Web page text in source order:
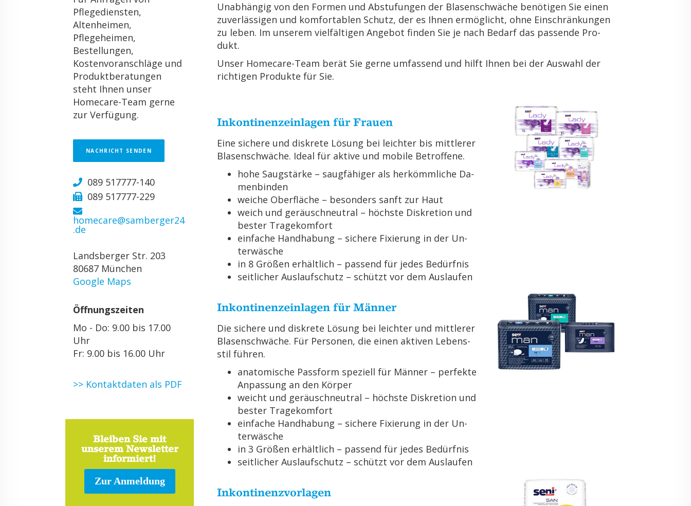
Un­ab­hän­gig von den For­men und Ab­stu­fun­gen der Bla­sen­schwä­che be­nö­ti­gen Sie einen
zu­ver­läs­si­gen und kom­for­ta­blen Schutz, der es Ihnen er­mög­licht, ohne Ein­schrän­kun­gen
zu leben. Im un­se­rem viel­fäl­ti­gen An­ge­bot fin­den Sie je nach Be­darf das pas­sen­de Pro­
dukt.
Unser Home­ca­re-Team berät Sie gerne um­fas­send und hilft Ihnen bei der Aus­wahl der
rich­ti­gen Pro­duk­te für Sie.
In­kon­ti­nenz­ein­la­gen für Frau­en
Eine si­che­re und dis­kre­te Lö­sung bei leich­ter bis mitt­le­rer
Bla­sen­schwä­che. Ideal für ak­ti­ve und mo­bi­le Be­trof­fe­ne.
hohe Saug­stär­ke – saug­fä­hi­ger als her­kömm­li­che Da­
men­bin­den
wei­che Ober­flä­che – be­son­ders sanft zur Haut
weich und ge­räusch­neu­tral – höchs­te Dis­kre­ti­on und
bes­ter Tra­ge­kom­fort
ein­fa­che Hand­ha­bung – si­che­re Fi­xie­rung in der Un­
ter­wä­sche
in 8 Grö­ßen er­hält­lich – pas­send für jedes Be­dürf­nis
seit­li­cher Aus­lauf­schutz – schützt vor dem Aus­lau­fen
In­kon­ti­nenz­ein­la­gen für Män­ner
Die si­che­re und dis­kre­te Lö­sung bei leich­ter und mitt­le­rer
Bla­sen­schwä­che. Für Per­so­nen, die einen ak­ti­ven Le­bens­
stil füh­ren.
ana­to­mi­sche Pass­form spe­zi­ell für Män­ner – per­fek­te
An­pas­sung an den Kör­per
weicht und ge­räusch­neu­tral – höchs­te Dis­kre­ti­on und
bes­ter Tra­ge­kom­fort
ein­fa­che Hand­ha­bung – si­che­re Fi­xie­rung in der Un­
ter­wä­sche
in 3 Grö­ßen er­hält­lich – pas­send für jedes Be­dürf­nis
seit­li­cher Aus­lauf­schutz – schützt vor dem Aus­lau­fen
In­kon­ti­nenz­vor­la­gen
Pflegediensten,
Altenheimen,
Pflegeheimen,
Bestellungen,
Kostenvoranschläge und
Produktberatungen
steht Ihnen unser
Homecare-Team gerne
zur Verfügung.
NACHRICHT SENDEN
089 517777-140
089 517777-229
homecare@samberger24
.de
Landsberger Str. 203
80687 München
Google Maps
Öffnungszeiten
Mo - Do: 9.00 bis 17.00
Uhr
Fr: 9.00 bis 16.00 Uhr
>> Kontaktdaten als PDF
Bleiben Sie mit
unserem Newsletter
informiert!
Zur Anmeldung